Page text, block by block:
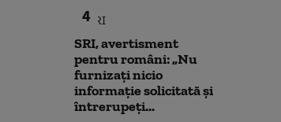
4
SRI, avertisment
pentru români: „Nu
furnizați nicio
informație solicitată și
întrerupeți...